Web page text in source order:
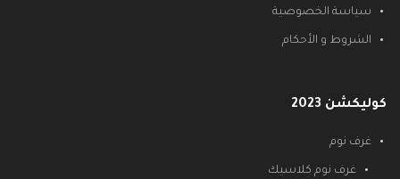
سياسة الخصوصية
الشروط و الأحكام
كوليكشن 2023
غرف نوم
غرف نوم كلاسيك